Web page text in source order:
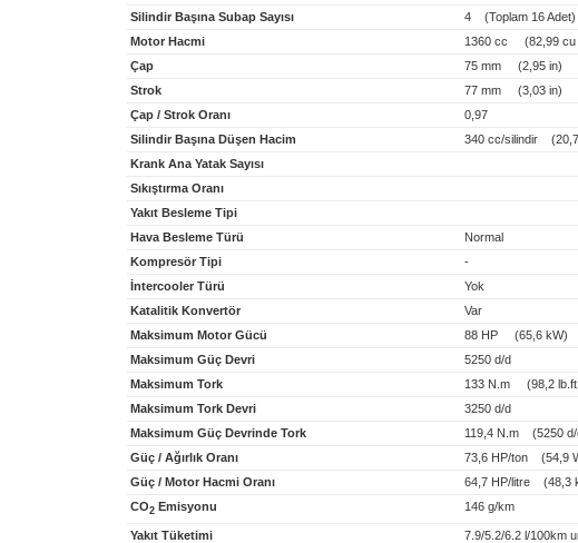
Silindir Başına Subap Sayısı
4 (Toplam 16 Adet)
Motor Hacmi
1360 cc (82,99 cu
Çap
75 mm (2,95 in)
Strok
77 mm (3,03 in)
Çap / Strok Oranı
0,97
Silindir Başına Düşen Hacim
340 cc/silindir
Krank Ana Yatak Sayısı
Sıkıştırma Oranı
Yakıt Besleme Tipi
Hava Besleme Türü
Normal
Kompresör Tipi
-
İntercooler Türü
Yok
Katalitik Konvertör
Var
Maksimum Motor Gücü
88 HP (65,6 kW)
Maksimum Güç Devri
5250 d/d
Maksimum Tork
133 N.m (98,2 lb.ft
Maksimum Tork Devri
3250 d/d
Maksimum Güç Devrinde Tork
119,4 N.m (5250 d/
Güç / Ağırlık Oranı
73,6 HP/ton (54,9
Güç / Motor Hacmi Oranı
64,7 HP/litre (48,3
CO2 Emisyonu 146 g/km
Yakıt Tüketimi 7.9/5.2/6.2 l/100km